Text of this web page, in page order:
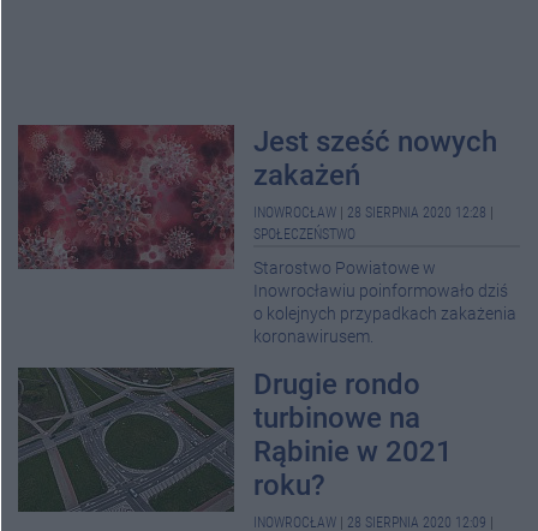
Jest sześć nowych
zakażeń
INOWROCŁAW 28 SIERPNIA 2020 12:28
SPOŁECZEŃSTWO
Starostwo Powiatowe w
Inowrocławiu poinformowało dziś
o kolejnych przypadkach zakażenia
koronawirusem.
Drugie rondo
turbinowe na
Rąbinie w 2021
roku?
INOWROCŁAW 28 SIERPNIA 2020 12:09